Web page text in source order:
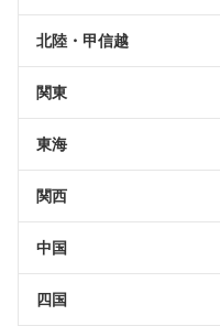
北陸・甲信越
関東
東海
関西
中国
四国